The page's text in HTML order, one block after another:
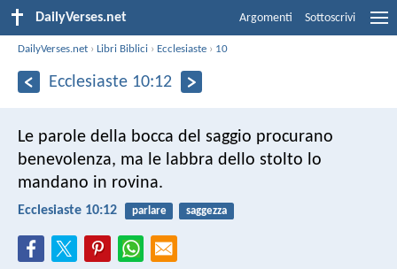
DailyVerses.net Argomenti Sottoscrivi
DailyVerses.net ›Libri Biblici › Ecclesiaste › 10
Ecclesiaste 10:12
Le parole della bocca del saggio procurano
benevolenza, ma le labbra dello stolto lo
mandano in rovina.
Ecclesiaste 10:12 parlare saggezza